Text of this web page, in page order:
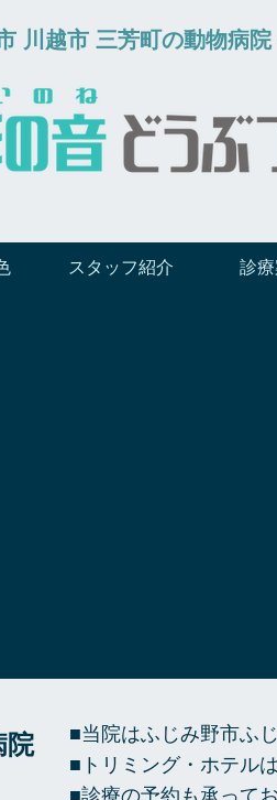
川越市 三芳町の動物病
スタッフ紹介 診
院
​■当院はふじみ野市ふ
​■トリミング・ホテル
​■診療の予約も承って